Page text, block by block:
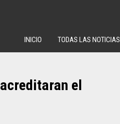
INICIO TODAS LAS NOTICIAS
el